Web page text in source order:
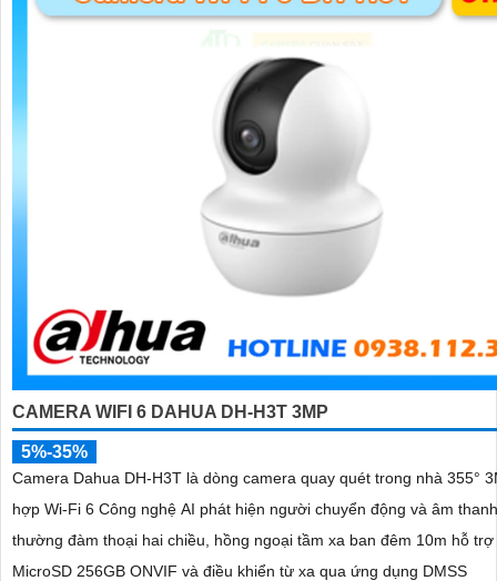
CAMERA WIFI 6 DAHUA DH-H3T 3MP
5%-35%
Camera Dahua DH-H3T là dòng camera quay quét trong nhà 355°
hợp Wi-Fi 6 Công nghệ AI phát hiện người chuyển động và âm
thường đàm thoại hai chiều, hồng ngoại tầm xa ban đêm 10m hỗ
MicroSD 256GB ONVIF và điều khiển từ xa qua ứng dụng DMSS